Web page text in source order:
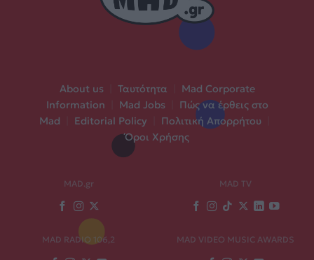
About us Ταυτότητα
Mad Corporate
Information
Mad Jobs
Πώς να έρθεις στο
Mad
Editorial Policy Πολιτική Απορρήτου
Όροι Χρήσης
MAD.gr MAD TV
MAD RADIO 106,2 MAD VIDEO MUSIC AWARDS